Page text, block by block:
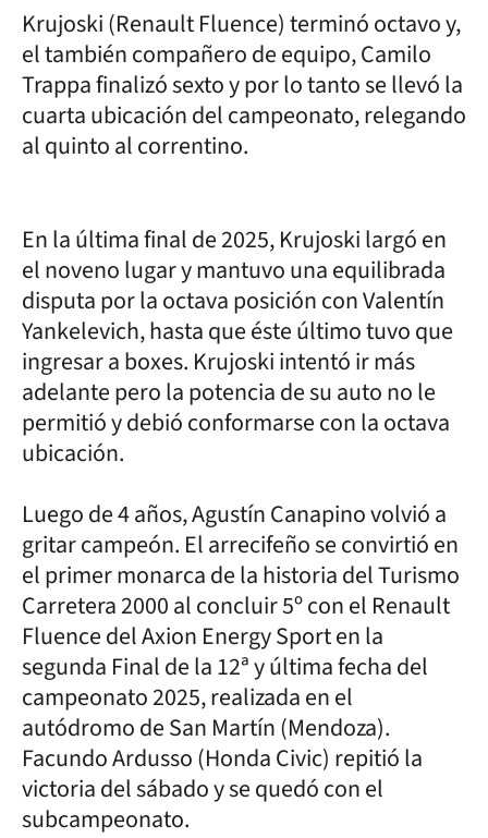
Krujoski (Renault Fluence) terminó octavo y,
el también compañero de equipo, Camilo
Trappa finalizó sexto y por lo tanto se llevó la
cuarta ubicación del campeonato, relegando
al quinto al correntino.
En la última final de 2025, Krujoski largó en
el noveno lugar y mantuvo una equilibrada
disputa por la octava posición con Valentín
Yankelevich, hasta que éste último tuvo que
ingresar a boxes. Krujoski intentó ir más
adelante pero la potencia de su auto no le
permitió y debió conformarse con la octava
ubicación.
Luego de 4 años, Agustín Canapino volvió a
gritar campeón. El arrecifeño se convirtió en
el primer monarca de la historia del Turismo
Carretera 2000 al concluir 5º con el Renault
Fluence del Axion Energy Sport en la
segunda Final de la 12ª y última fecha del
campeonato 2025, realizada en el
autódromo de San Martín (Mendoza).
Facundo Ardusso (Honda Civic) repitió la
victoria del sábado y se quedó con el
subcampeonato.